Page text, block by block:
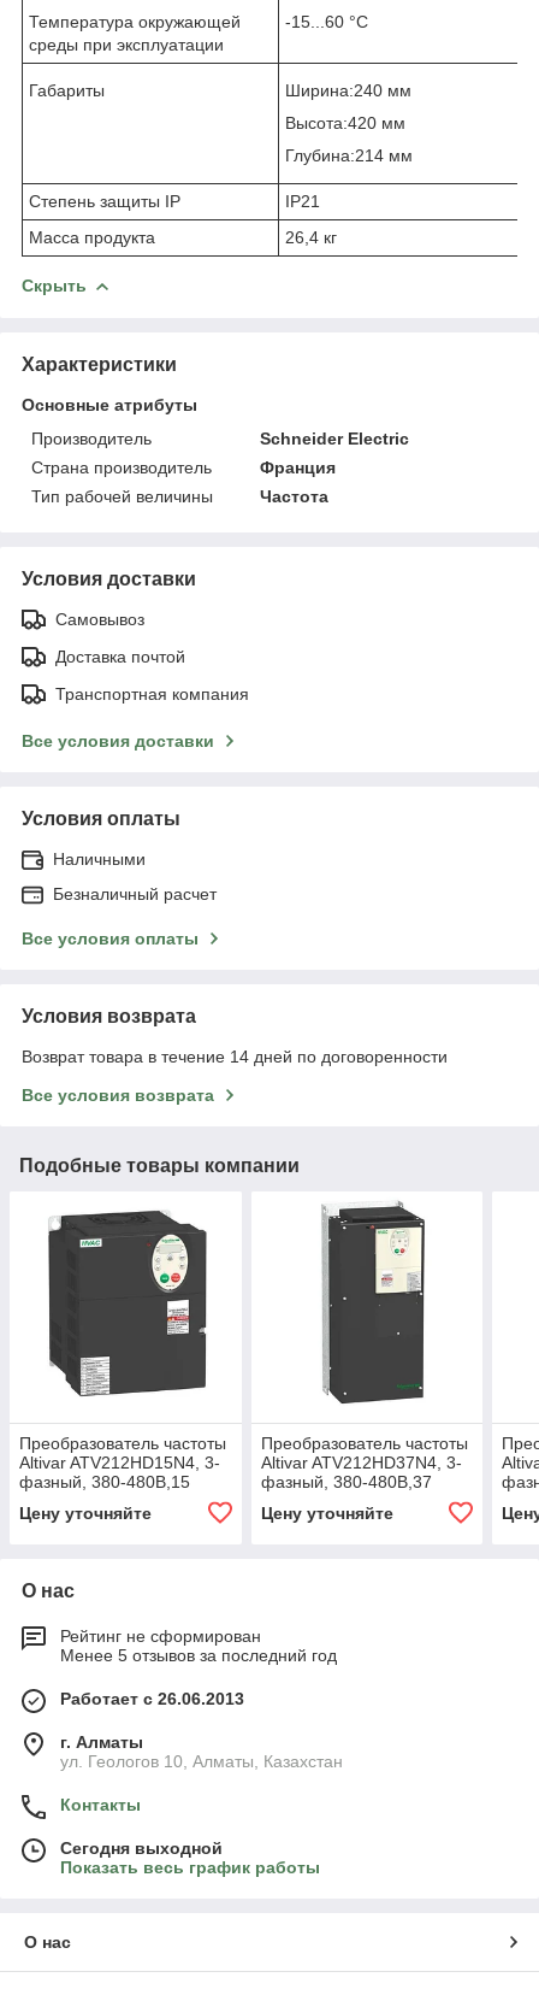
Температура окружающей
среды при эксплуатации
-15...60 °C
Габариты
Ширина:240 мм
Высота:420 мм
Глубина:214 мм
Степень защиты IP
IP21
Масса продукта
26,4 кг
Скрыть
Характеристики
Основные атрибуты
Производитель
Schneider Electric
Страна производитель
Франция
Тип рабочей величины
Частота
Условия доставки
Самовывоз
Доставка почтой
Транспортная компания
Все условия доставки
Условия оплаты
Наличными
Безналичный расчет
Все условия оплаты
Условия возврата
Возврат товара в течение 14 дней по договоренности
Все условия возврата
Подобные товары компании
Преобразователь частоты
Altivar ATV212HD15N4, 3-
фазный, 380-480В,15
Цену уточняйте
Преобразователь частоты
Altivar ATV212HD37N4, 3-
фазный, 380-480В,37
Цену уточняйте
О нас
Рейтинг не сформирован
Менее 5 отзывов за последний год
Работает с 26.06.2013
г. Алматы
ул. Геологов 10, Алматы, Казахстан
Контакты
Сегодня выходной
Показать весь график работы
О нас